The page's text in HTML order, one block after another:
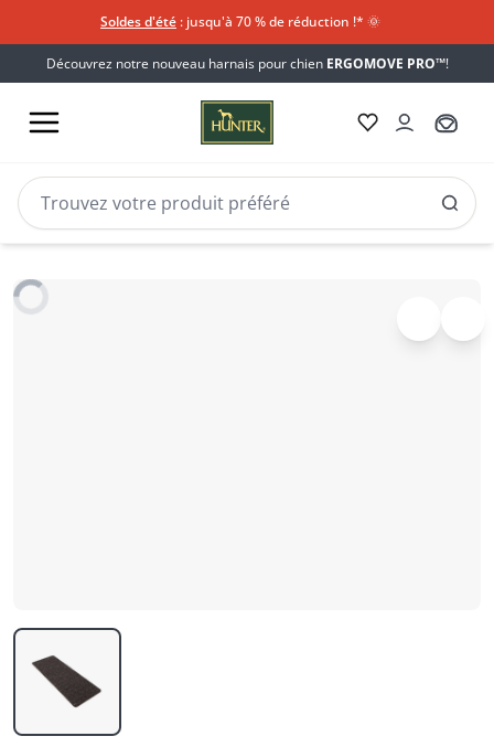
Soldes d'été : jusqu'à 70 % de réduction !*​ 🌞
Découvrez notre nouveau harnais pour chien ERGOMOVE PRO™!